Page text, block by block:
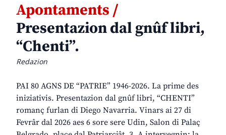
Apontaments /
Presentazion dal gnûf libri,
“Chenti”.
Redazion
PAI 80 AGNS DE “PATRIE” 1946-2026. La prime des
iniziativis. Presentazion dal gnûf libri, “CHENTI”
romanç furlan di Diego Navarria. Vinars ai 27 di
Fevrâr dal 2026 aes 6 sore sere Udin, Salon di Palaç